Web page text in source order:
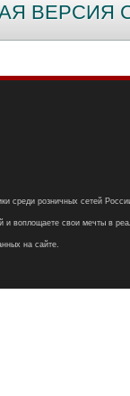
ВЕРСИЯ
среди розничных сетей
и воплощаете свои мечты в
на сайте.